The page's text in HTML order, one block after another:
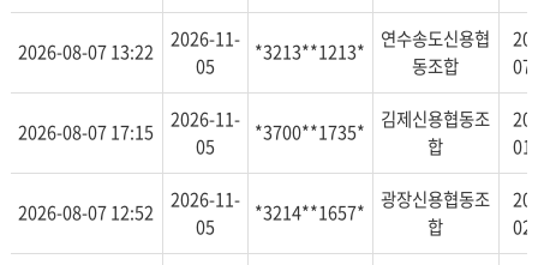
2026-08-07 13:22
2026-11-
05
*3213**1213*
연수송도신용협
동조합
2026-08-07 17:15
2026-11-
05
*3700**1735*
김제신용협동조
합
2026-08-07 12:52
2026-11-
05
*3214**1657*
광장신용협동조
합